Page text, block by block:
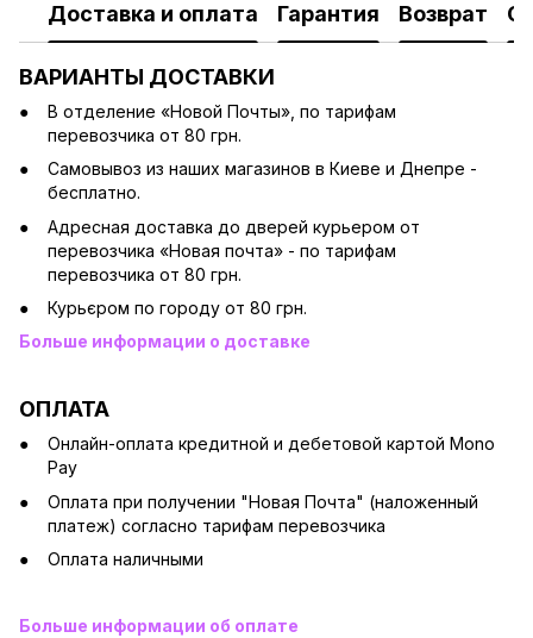
Доставка и оплата Гарантия Возврат
ВАРИАНТЫ ДОСТАВКИ
В отделение «Новой Почты», по тарифам
перевозчика от 80 грн.
Cамовывоз из наших магазинов в Киеве и Днепре -
бесплатно.
Адресная доставка до дверей курьером от
перевозчика «Новая почта» - по тарифам
перевозчика от 80 грн.
Курьєром по городу от 80 грн.
Больше информации о доставке
ОПЛАТА
Онлайн-оплата кредитной и дебетовой картой Mono
Pay
Оплата при получении "Новая Почта" (наложенный
платеж) согласно тарифам перевозчика
Оплата наличными
Больше информации об оплате